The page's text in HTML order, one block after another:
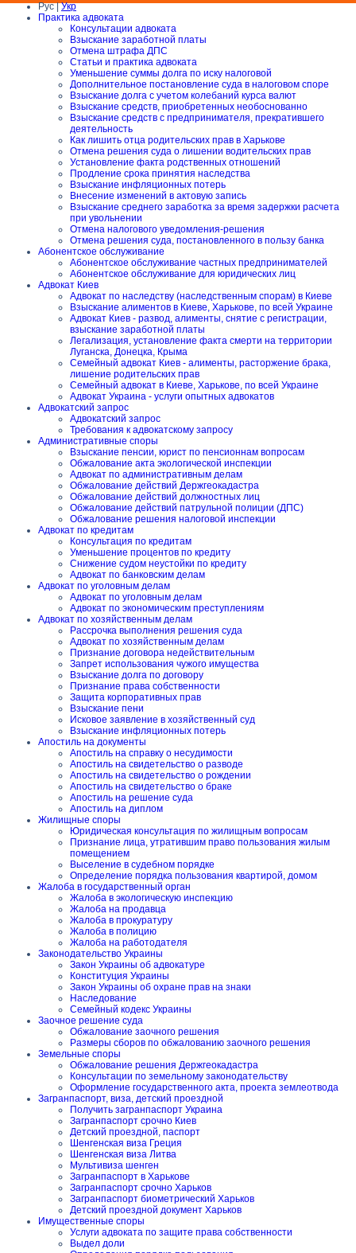
Рус |Укр
Практика адвоката
Консультации адвоката
Взыскание заработной платы
Отмена штрафа ДПС
Статьи и практика адвоката
Уменьшение суммы долга по иску налоговой
Дополнительное постановление суда в налоговом споре
Взыскание долга с учетом колебаний курса валют
Взыскание средств, приобретенных необоснованно
Взыскание средств с предпринимателя, прекратившего
деятельность
Как лишить отца родительских прав в Харькове
Отмена решения суда о лишении водительских прав
Установление факта родственных отношений
Продление срока принятия наследства
Взыскание инфляционных потерь
Внесение изменений в актовую запись
Взыскание среднего заработка за время задержки расчета
при увольнении
Отмена налогового уведомления-решения
Отмена решения суда, постановленного в пользу банка
Абонентское обслуживание
Абонентское обслуживание частных предпринимателей
Абонентское обслуживание для юридических лиц
Адвокат Киев
Адвокат по наследству (наследственным спорам) в Киеве
Взыскание алиментов в Киеве, Харькове, по всей Украине
Адвокат Киев - развод, алименты, снятие с регистрации,
взыскание заработной платы
Легализация, установление факта смерти на территории
Луганска, Донецка, Крыма
Семейный адвокат Киев - алименты, расторжение брака,
лишение родительских прав
Семейный адвокат в Киеве, Харькове, по всей Украине
Адвокат Украина - услуги опытных адвокатов
Адвокатский запрос
Адвокатский запрос
Требования к адвокатскому запросу
Административные споры
Взыскание пенсии, юрист по пенсионнам вопросам
Обжалование акта экологической инспекции
Адвокат по административным делам
Обжалование действий Держгеокадастра
Обжалование действий должностных лиц
Обжалование действий патрульной полиции (ДПС)
Обжалование решения налоговой инспекции
Адвокат по кредитам
Консультация по кредитам
Уменьшение процентов по кредиту
Снижение судом неустойки по кредиту
Адвокат по банковским делам
Адвокат по уголовным делам
Адвокат по уголовным делам
Адвокат по экономическим преступлениям
Адвокат по хозяйственным делам
Рассрочка выполнения решения суда
Адвокат по хозяйственным делам
Признание договора недействительным
Запрет использования чужого имущества
Взыскание долга по договору
Признание права собственности
Защита корпоративных прав
Взыскание пени
Исковое заявление в хозяйственный суд
Взыскание инфляционных потерь
Апостиль на документы
Апостиль на справку о несудимости
Апостиль на свидетельство о разводе
Апостиль на свидетельство о рождении
Апостиль на свидетельство о браке
Апостиль на решение суда
Апостиль на диплом
Жилищные споры
Юридическая консультация по жилищным вопросам
Признание лица, утратившим право пользования жилым
помещением
Выселение в судебном порядке
Определение порядка пользования квартирой, домом
Жалоба в государственный орган
Жалоба в экологическую инспекцию
Жалоба на продавца
Жалоба в прокуратуру
Жалоба в полицию
Жалоба на работодателя
Законодательство Украины
Закон Украины об адвокатуре
Конституция Украины
Закон Украины об охране прав на знаки
Наследование
Семейный кодекс Украины
Заочное решение суда
Обжалование заочного решения
Размеры сборов по обжалованию заочного решения
Земельные споры
Обжалование решения Держгеокадастра
Консультации по земельному законодательству
Оформление государственного акта, проекта землеотвода
Загранпаспорт, виза, детский проездной
Получить загранпаспорт Украина
Загранпаспорт срочно Киев
Детский проездной, паспорт
Шенгенская виза Греция
Шенгенская виза Литва
Мультивиза шенген
Загранпаспорт в Харькове
Загранпаспорт срочно Харьков
Загранпаспорт биометрический Харьков
Детский проездной документ Харьков
Имущественные споры
Услуги адвоката по защите права собственности
Выдел доли